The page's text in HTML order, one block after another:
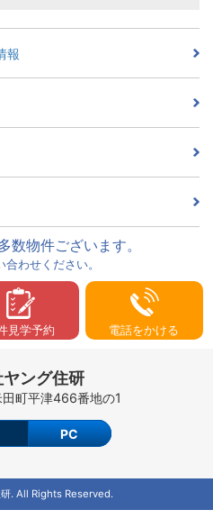
報
数物件ございます。
わせください。
見学予約 電話をかける
ング住研
町平津466番地の1
PC
. All Rights Reserved.